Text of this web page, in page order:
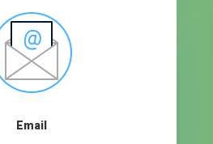
Email